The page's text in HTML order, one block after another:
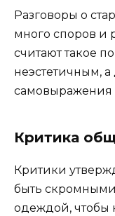
Разговоры о
много споров и
считают такое
неэстетичным,
самовыражения
Критика
Критики
быть
одеждой, чтобы